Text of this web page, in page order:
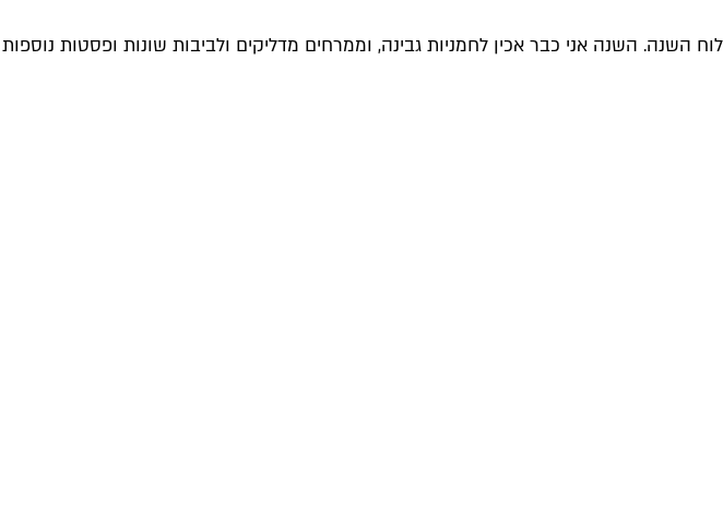
השנה. השנה אני כבר אכין לחמניות גבינה, וממרחים מדליקים ולביבות שונות ופסטות נוספות